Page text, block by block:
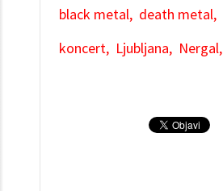
black metal death metal
koncert
Ljubljana Nergal